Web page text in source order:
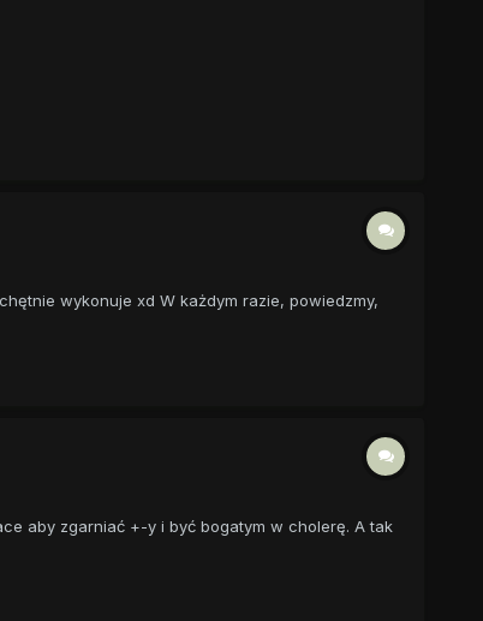
wykonuje xd W każdym razie, powiedzmy,
aby zgarniać +-y i być bogatym w cholerę. A tak